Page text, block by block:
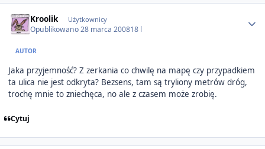
Kroolik Użytkownicy
Opublikowano28 marca 200818 l
AUTOR
Jaka przyjemność? Z zerkania co chwilę na mapę czy przypadkiem
ta ulica nie jest odkryta? Bezsens, tam są tryliony metrów dróg,
trochę mnie to zniechęca, no ale z czasem może zrobię.
Cytuj